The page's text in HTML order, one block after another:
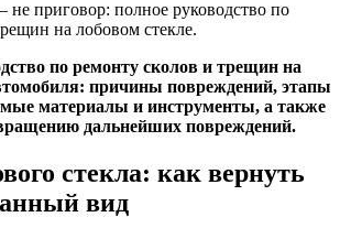
по ремонту сколов и трещин на
причины повреждений, этапы
материалы и инструменты, а также
дальнейших повреждений.
стекла: как вернуть
вид